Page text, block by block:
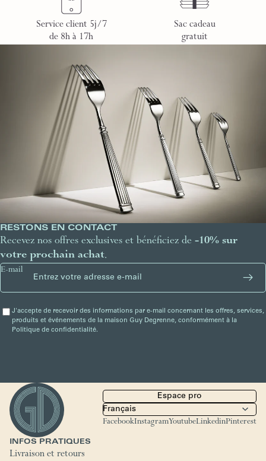
Service client 5j/7
de 8h à 17h
Sac cadeau
gratuit
RESTONS EN CONTACT
Recevez nos offres exclusives et bénéficiez de -10% sur
votre prochain achat.
E-mail
J'accepte de recevoir des informations par e-mail concernant les offres, services,
produits et événements de la maison Guy Degrenne, conformément à la
Politique de confidentialité.
Espace pro
FacebookInstagramYoutubeLinkedinPinterest
INFOS PRATIQUES
Livraison et retours